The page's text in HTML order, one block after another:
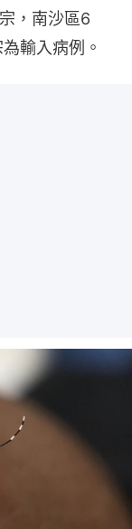
，南沙區6
輸入病例。